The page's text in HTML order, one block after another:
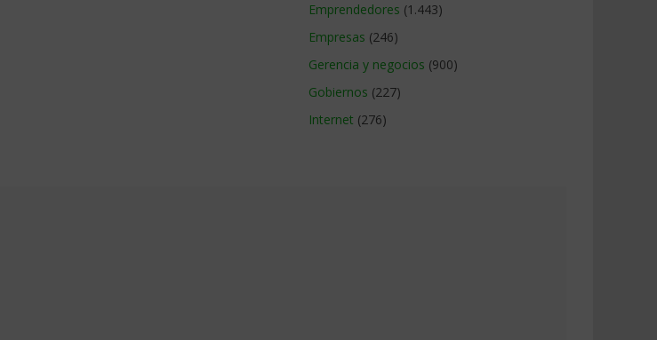
Emprendedores (1.443)
Empresas (246)
Gerencia y negocios (900)
Gobiernos (227)
Internet (276)